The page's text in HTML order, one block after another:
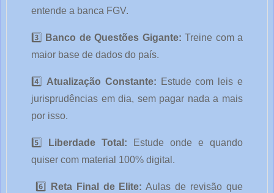
entende a banca FGV.
3️⃣ Banco de Questões Gigante: Treine com a
maior base de dados do país.
4️⃣ Atualização Constante: Estude com leis e
jurisprudências em dia, sem pagar nada a mais
por isso.
5️⃣ Liberdade Total: Estude onde e quando
quiser com material 100% digital.
6️⃣ Reta Final de Elite: Aulas de revisão que